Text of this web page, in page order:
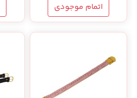
اتمام موجودی